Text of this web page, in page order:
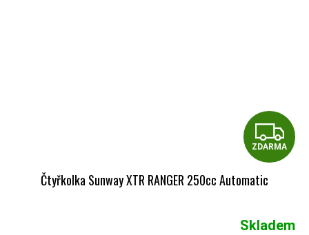
ZDARMA
Čtyřkolka Sunway XTR RANGER 250cc Automatic
Skladem